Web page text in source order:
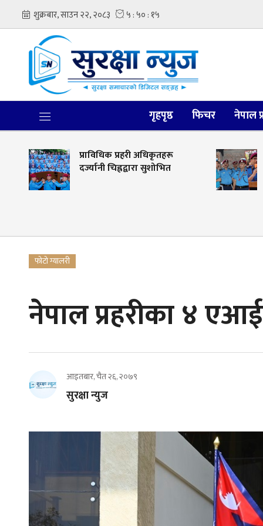
गृहपृष्ठ फिचर नेपाल
प्राविधिक प्रहरी अधिकृतहरू
दर्ज्यानी चिह्नद्वारा सुशोभित
फोटो ग्यालरी
नेपाल प्रहरीका ४
आइतबार, चैत २६, २०७९
सुरक्षा न्युज